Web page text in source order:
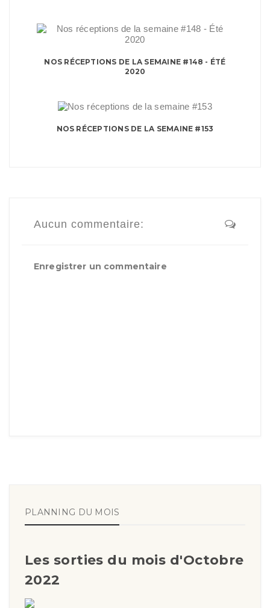
NOS RÉCEPTIONS DE LA SEMAINE #148 - ÉTÉ
2020
NOS RÉCEPTIONS DE LA SEMAINE #153
Aucun commentaire:
Enregistrer un commentaire
PLANNING DU MOIS
Les sorties du mois d'Octobre
2022